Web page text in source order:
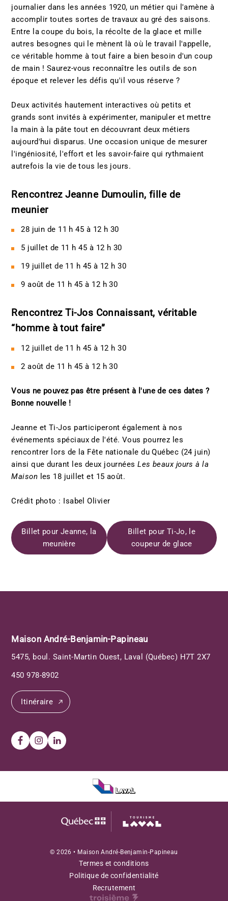
journalier dans les années 1920, un métier qui l'amène à
accomplir toutes sortes de travaux au gré des saisons.
Entre la coupe du bois, la récolte de la glace et mille
autres besognes qui le mènent là où le travail l'appelle,
ce véritable homme à tout faire a bien besoin d'un coup
de main ! Saurez-vous reconnaître les outils de son
époque et relever les défis qu'il vous réserve ?
Deux activités hautement interactives où petits et
grands sont invités à expérimenter, manipuler et mettre
la main à la pâte tout en découvrant deux métiers
aujourd'hui disparus. Une occasion unique de mesurer
l'ingéniosité, l'effort et les savoir-faire qui rythmaient
autrefois la vie de tous les jours.
Rencontrez Jeanne Dumoulin, fille de
meunier
28 juin de 11 h 45 à 12 h 30
5 juillet de 11 h 45 à 12 h 30
19 juillet de 11 h 45 à 12 h 30
9 août de 11 h 45 à 12 h 30
Rencontrez Ti-Jos Connaissant, véritable
“homme à tout faire”
12 juillet de 11 h 45 à 12 h 30
2 août de 11 h 45 à 12 h 30
Vous ne pouvez pas être présent à l'une de ces dates ?
Bonne nouvelle !
Jeanne et Ti-Jos participeront également à nos
événements spéciaux de l'été. Vous pourrez les
rencontrer lors de la Fête nationale du Québec (24 juin)
ainsi que durant les deux journéesLes beaux jours à la
Maison les 18 juillet et 15 août.
Crédit photo : Isabel Olivier
Billet pour Jeanne, la
meunière
Billet pour Ti-Jo, le
coupeur de glace
Maison André-Benjamin-Papineau
5475, boul. Saint-Martin Ouest, Laval (Québec) H7T 2X7
450 978-8902
Itinéraire
© 2026 • Maison André-Benjamin-Papineau
Termes et conditions
Politique de confidentialité
Recrutement